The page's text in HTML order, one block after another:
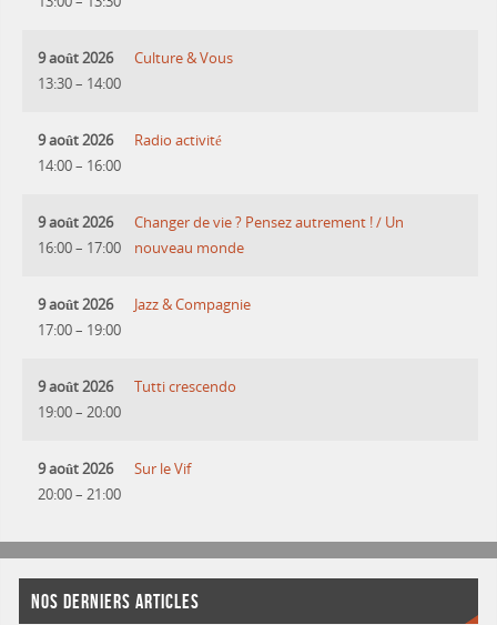
9 août 2026
13:30– 14:00
Culture & Vous
9 août 2026
14:00– 16:00
Radio activité
9 août 2026
16:00– 17:00
Changer de vie ? Pensez autrement ! / Un
nouveau monde
9 août 2026
17:00– 19:00
Jazz & Compagnie
9 août 2026
19:00– 20:00
Tutti crescendo
9 août 2026
20:00– 21:00
Sur le Vif
NOS DERNIERS ARTICLES